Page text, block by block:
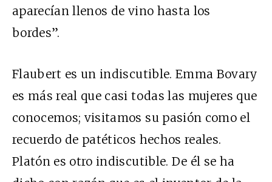
aparecían llenos de vino hasta los
bordes”.
Flaubert es un indiscutible. Emma Bovary
es más real que casi todas las mujeres que
conocemos; visitamos su pasión como el
recuerdo de patéticos hechos reales.
Platón es otro indiscutible. De él se ha